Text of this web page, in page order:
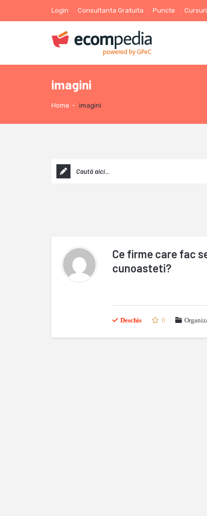
Login Consultanta Gratuita Puncte
imagini
Home - imagini
Ce firme care fac
cunoasteti?
Deschis 0